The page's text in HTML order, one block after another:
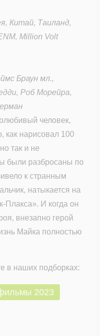
Китай, Таиланд,
Million Volt
Браун мл.,
Роб Морейра,
человек,
как нарисовал 100
так и не
были разбросаны по
к странным
натыкается на
Плакса». И когда он
внезапно герой
Майка полностью
в наших подборках:
2023